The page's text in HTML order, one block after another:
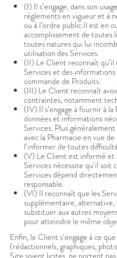
(I) Il s’engage, dans son
règlements en vigueur et à
ou à l’ordre public.Il est en
accomplissement de toutes
toutes natures qui lui
utilisation des Services.
(II) Le Client reconnaît qu’il
Services et des informations
commande de Produits.
(III) Le Client reconnaît
contraintes, notamment
(IV) Il s’engage à fournir à
données et informations
Services. Plus
avec la Pharmacie en vue
l’informer de toutes
(V) Le Client est informé et
Services nécessite qu’il
Services dépend
responsable.
(VI) Il reconnaît que les
supplémentaire, alternative,
substituer aux autres
pour atteindre le même
Enfin, le Client s’engage à ce
(rédactionnels, graphiques,